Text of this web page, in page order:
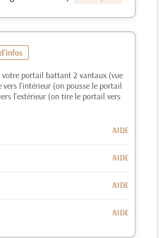
votre portail battant 2 vantaux (vue
vers l'intérieur (on pousse le portail
l'extérieur (on tire le portail vers